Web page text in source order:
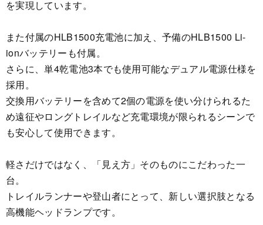
を実現しています。
また付属のHLB1500充電池に加え、予備のHLB1500 Li-
ionバッテリーも付属。
さらに、単4乾電池3本でも使用可能なデュアル電源仕様を
採用。
交換用バッテリーを含めて2個の電源を使い分けられるた
め遠征やロングトレイルなど充電環境が限られるシーンで
も安心して使用できます。
軽さだけではなく、「見え方」そのものにこだわった一
台。
トレイルランナーや登山者にとって、新しい選択肢となる
高機能ヘッドランプです。